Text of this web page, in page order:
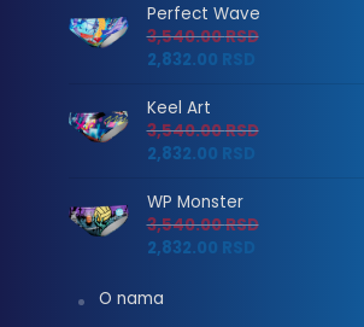
Perfect Wave
3,540.00RSD
2,832.00 RSD
Keel Art
3,540.00RSD
2,832.00 RSD
WP Monster
3,540.00RSD
2,832.00 RSD
O nama